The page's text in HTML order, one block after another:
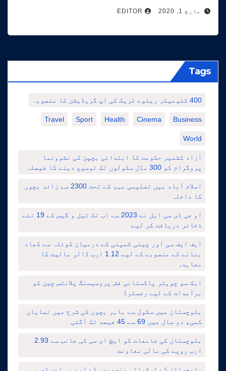
مارچ 1, 2020 EDITOR
Tags
400 کلومیٹر ریلوے ٹریک کی اپ گریڈیشن کا منصوبہ
Business
Cinema
Health
Sport
Travel
World
آزاد کشمیر حکومت کا ابتدائی بچپن کی نشوونما
پروگرام کو 300 مڈل سکولوں تک توسیع دینے کا فیصلہ
اسلام آباد میں تعلیمی مہم کے تحت 2300 سے زائد بچوں
کا داخلہ
او جی ڈی سی ایل نے 2023 سے اب تک تیل و گیس کے 19 نئے
ذخائر دریافت کر لیے
ایف ایف سی اور چینی کمپنی کے درمیان کوئلہ سے کھاد
بنانے کے منصوبے کے لیے 1.12 ارب ڈالر مالیت کا
معاہدہ
ایک سو چوہتر پاکستانی فش پروسیسنگ پلانٹس چین کو
برآمدات کے لیے رجسٹرڈ
بلوچستان میں سکول سے باہر بچوں کی شرح میں نمایاں
کمی، دو سال میں 69 سے 45 فیصد تک آگئی
بلوچستان کی جامعات کو ایچ ای سی کی جانب سے 2.93
ارب روپے کی مالی معاونت
بلوچستان کے ترقیاتی منصوبوں کے لیے پی ایس ڈی پی